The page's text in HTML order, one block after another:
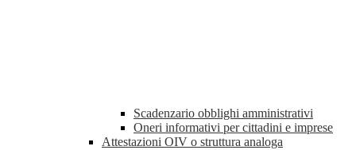
Scadenzario obblighi amministrativi
Oneri informativi per cittadini e imprese
Attestazioni OIV o struttura analoga